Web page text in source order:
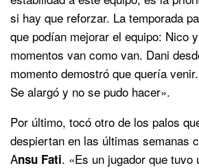
si hay que reforzar. La temporada
que podían mejorar el equipo: Nico
momentos van como van. Dani
momento demostró que quería
Se alargó y no se pudo hacer».
Por último, tocó otro de los palos
despiertan en las últimas semanas
Ansu Fati. «Es un jugador que tuvo